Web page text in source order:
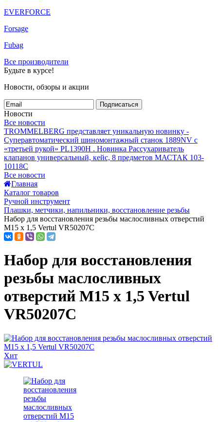
EVERFORCE
Forsage
Fubag
Все производители
Будьте в курсе!
Новости, обзоры и акции
Подписаться
Новости
Все новости
TROMMELBERG представляет уникальную новинку -
Суперавтоматический шиномонтажный станок 1889NV с
«третьей рукой» PL1390H . Новинка Рассухариватель
клапанов универсальный, кейс, 8 предметов МАСТАК 103-
10118C
Все новости
Главная
Каталог товаров
Ручной инструмент
Плашки, метчики, напильники, восстановление резьбы
Набор для восстановления резьбы маслосливных отверстий
M15 x 1,5 Vertul VR50207C
Набор для восстановления
резьбы маслосливных
отверстий M15 x 1,5 Vertul
VR50207C
Хит